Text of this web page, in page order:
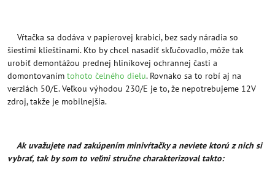
Vŕtačka sa dodáva v papierovej krabici, bez sady náradia so
šiestimi klieštinami. Kto by chcel nasadiť skľučovadlo, môže tak
urobiť demontážou prednej hliníkovej ochrannej časti a
domontovaním tohoto čelného dielu. Rovnako sa to robí aj na
verziách 50/E. Veľkou výhodou 230/E je to, že nepotrebujeme 12V
zdroj, takže je mobilnejšia.
Ak uvažujete nad zakúpením minivŕtačky a neviete ktorú z nich si
vybrať, tak by som to veľmi stručne charakterizoval takto: